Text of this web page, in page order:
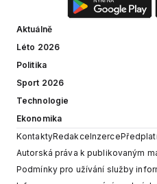
Aktuálně
Léto 2026
Politika
Sport 2026
Technologie
Ekonomika
KontaktyRedakceInzerce
Autorská práva k publikovaným
Podmínky pro užívání služby